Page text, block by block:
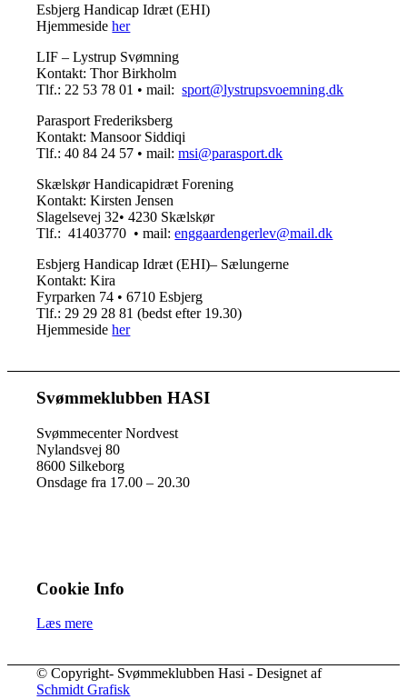
Esbjerg Handicap Idræt(EHI)
Hjemmesideher
LIF – Lystrup Svømning
Kontakt: Thor Birkholm
Tlf.: 22 53 78 01 • mail:sport@lystrupsvoemning.dk
Parasport Frederiksberg
Kontakt: Mansoor Siddiqi
Tlf.: 40 84 24 57 • mail:msi@parasport.dk
Skælskør Handicapidræt Forening
Kontakt: Kirsten Jensen
Slagelsevej 32• 4230 Skælskør
Tlf.: 41403770 • mail:enggaardengerlev@mail.dk
Esbjerg Handicap Idræt(EHI)– Sælungerne
Kontakt: Kira
Fyrparken 74 • 6710 Esbjerg
Tlf.: 29 29 28 81 (bedst efter 19.30)
Hjemmesideher
Svømmeklubben HASI
Svømmecenter Nordvest
Nylandsvej 80
8600 Silkeborg
Onsdage fra 17.00 – 20.30
Cookie Info
Læs mere
© Copyright- Svømmeklubben Hasi - Designet af
Schmidt Grafisk